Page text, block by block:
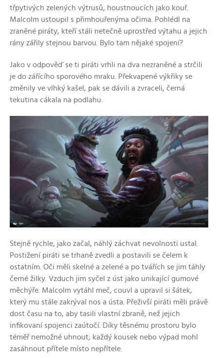
třpytivých zelených výtrusů, houstnoucích jako kouř.
Malcolm ustoupil s přimhouřenýma očima. Pohlédl na
zraněné piráty, kteří stáli netečně uprostřed výtahu a jejich
rány zářily stejnou barvou. Bylo tam nějaké spojení?
Jako v odpověď se ti piráti vrhli na dva nezraněné a strčili
je do zářícího sporového mraku. Překvapené výkřiky se
změnily ve vlhký kašel, pak se dávili a zvraceli, černá
tekutina cákala na podlahu.
Stejně rychle, jako začal, náhlý záchvat nevolnosti ustal.
Postižení piráti se trhaně zvedli a postavili se čelem k
ostatním. Oči měli skelné a zelené a po tvářích se jim táhly
černé žilky. Vzduch jim syčel z úst jako unikající gumové
měchýře. Malcolm vytáhl meč, couvl a upravil si šátek,
který mu stále zakrýval nos a ústa. Přeživší piráti měli právě
dost času na to, aby tasili vlastní zbraně, než jejich
infikovaní spojenci zaútočí. Díky těsnému prostoru bylo
téměř nemožné uhnout; každý kousek nebo výpad mohl
zasáhnout přítele místo nepřítele.